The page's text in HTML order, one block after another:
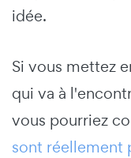
idée.
Si vous mettez
qui va à
vous pourriez
sont réellement